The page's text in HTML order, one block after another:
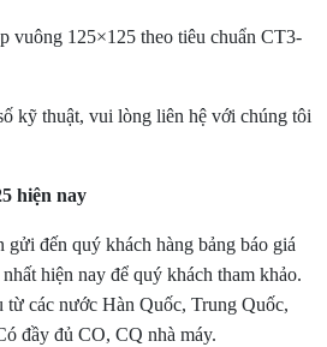
vuông 125×125 theo tiêu chuẩn CT3-
kỹ thuật, vui lòng liên hệ với chúng tôi
hiện nay
đến quý khách hàng bảng báo giá
hiện nay để quý khách tham khảo.
từ các nước Hàn Quốc, Trung Quốc,
đầy đủ CO, CQ nhà máy.